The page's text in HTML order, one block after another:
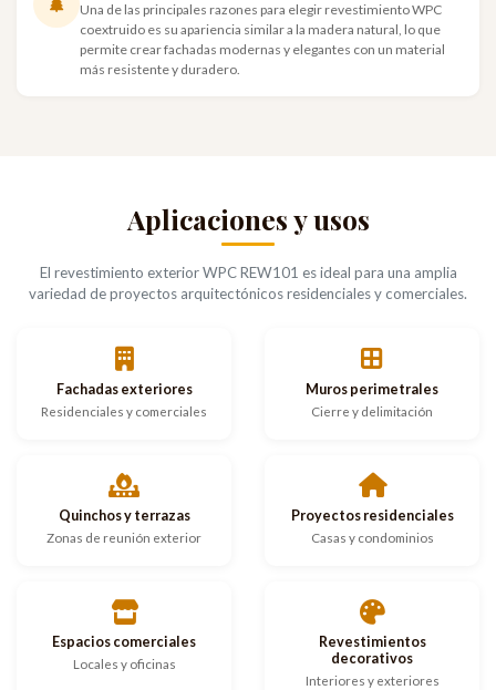
Una de las principales razones para elegir revestimiento WPC
coextruido es su apariencia similar a la madera natural, lo que
permite crear fachadas modernas y elegantes con un material
más resistente y duradero.
Aplicaciones y usos
El revestimiento exterior WPC REW101 es ideal para una amplia
variedad de proyectos arquitectónicos residenciales y comerciales.
Fachadas exteriores
Residenciales y comerciales
Muros perimetrales
Cierre y delimitación
Quinchos y terrazas
Zonas de reunión exterior
Proyectos residenciales
Casas y condominios
Espacios comerciales
Locales y oficinas
Revestimientos
decorativos
Interiores y exteriores